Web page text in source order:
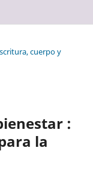
cuerpo y
:
la